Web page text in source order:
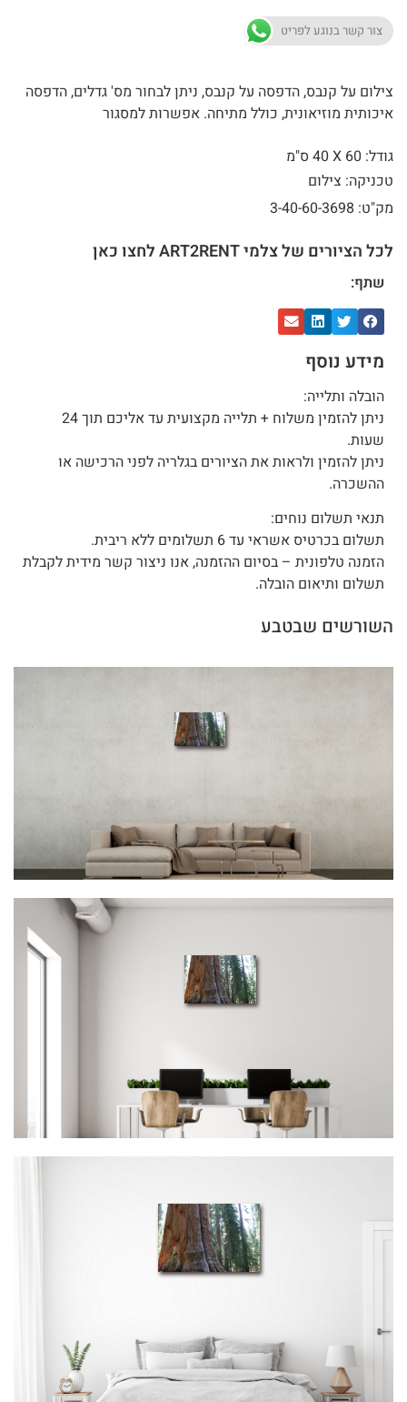
צור קשר בנוגע לפריט
צילום על קנבס, הדפסה על קנבס, ניתן לבחור מס' גדלים, הדפסה
איכותית מוזיאונית, כולל מתיחה. אפשרות למסגור
גודל: 60 X
40 ס"מ
טכניקה: צילום
מק"ט: 3-40-60-3698
לכל הציורים של צלמי ART2RENT לחצו כאן
שתף:
מידע נוסף
הובלה ותלייה:
ניתן להזמין משלוח + תלייה מקצועית עד אליכם תוך 24
שעות.
ניתן להזמין ולראות את הציורים בגלריה לפני הרכישה או
ההשכרה.
תנאי תשלום נוחים:
תשלום בכרטיס אשראי עד 6 תשלומים ללא ריבית.
הזמנה טלפונית – בסיום ההזמנה, אנו ניצור קשר מידית לקבלת
תשלום ותיאום הובלה.
השורשים שבטבע